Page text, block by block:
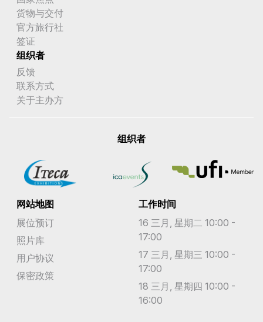
货物与交付
官方旅行社
签证
组织者
反馈
联系方式
关于主办方
组织者
网站地图
展位预订
照片库
用户协议
保密政策
工作时间
16 三月, 星期二 10:00 -
17:00
17 三月, 星期三 10:00 -
17:00
18 三月, 星期四 10:00 -
16:00